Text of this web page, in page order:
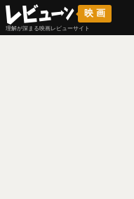
映画
理解が深まる映画レビューサイト